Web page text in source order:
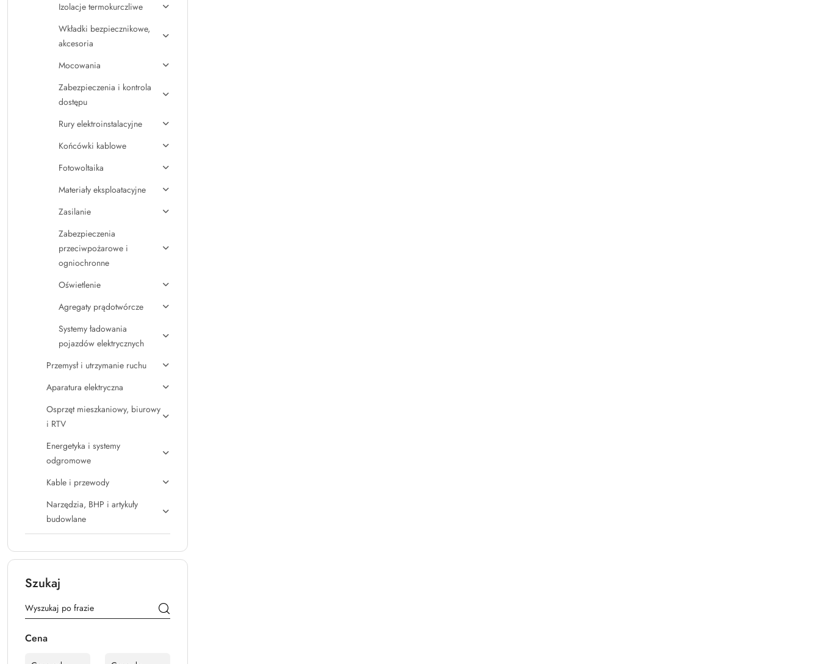
Izolacje termokurczliwe
Wkładki bezpiecznikowe,
akcesoria
Mocowania
Zabezpieczenia i kontrola
dostępu
Rury elektroinstalacyjne
Końcówki kablowe
Fotowoltaika
Materiały eksploatacyjne
Zasilanie
Zabezpieczenia
przeciwpożarowe i
ogniochronne
Oświetlenie
Agregaty prądotwórcze
Systemy ładowania
pojazdów elektrycznych
Przemysł i utrzymanie ruchu
Aparatura elektryczna
Osprzęt mieszkaniowy, biurowy
i RTV
Energetyka i systemy
odgromowe
Kable i przewody
Narzędzia, BHP i artykuły
budowlane
Szukaj
Cena